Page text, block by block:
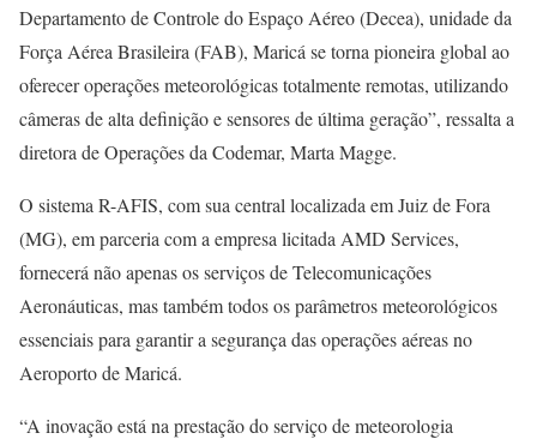
Departamento de Controle do Espaço Aéreo (Decea), unidade da
Força Aérea Brasileira (FAB), Maricá se torna pioneira global ao
oferecer operações meteorológicas totalmente remotas, utilizando
câmeras de alta definição e sensores de última geração”, ressalta a
diretora de Operações da Codemar, Marta Magge.
O sistema R-AFIS, com sua central localizada em Juiz de Fora
(MG), em parceria com a empresa licitada AMD Services,
fornecerá não apenas os serviços de Telecomunicações
Aeronáuticas, mas também todos os parâmetros meteorológicos
essenciais para garantir a segurança das operações aéreas no
Aeroporto de Maricá.
“A inovação está na prestação do serviço de meteorologia